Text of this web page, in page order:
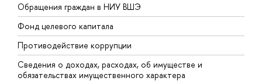
Обращения граждан в НИУ ВШЭ
Фонд целевого капитала
Противодействие коррупции
Сведения о доходах, расходах, об имуществе и
обязательствах имущественного характера